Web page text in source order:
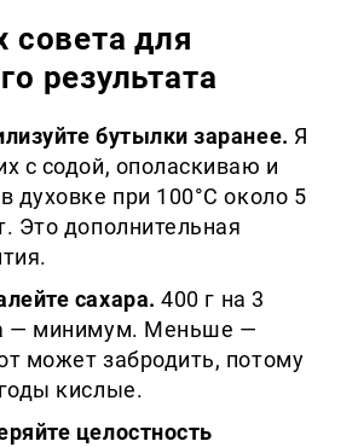
совета для
результата
бутылки заранее. Я
с содой, ополаскиваю и
духовке при 100°C около 5
Это дополнительная
сахара. 400 г на 3
— минимум. Меньше —
может забродить, потому
кислые.
целостность